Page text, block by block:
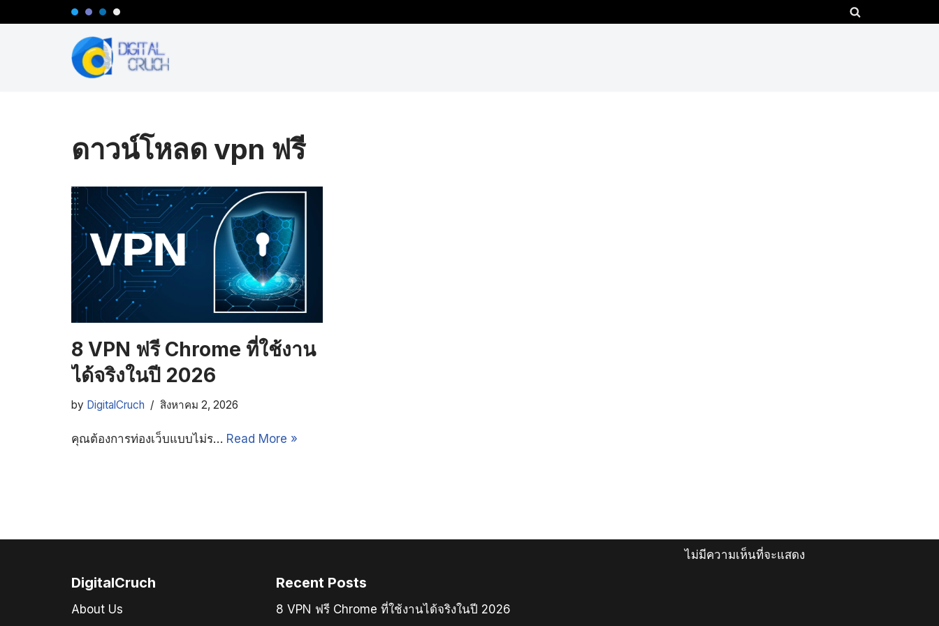
ดาวน์โหลด vpn ฟรี
8 VPN ฟรี Chrome ที่ใช้งาน
ได้จริงในปี 2026
by DigitalCruch สิงหาคม 2, 2026
คุณต้องการท่องเว็บแบบไม่ร… Read More »
DigitalCruch
About Us
Recent Posts
8 VPN ฟรี Chrome ที่ใช้งานได้จริงในปี 2026
ไม่มีความเห็นที่จะแสดง